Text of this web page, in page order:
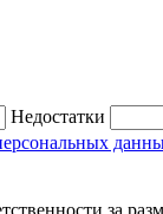
Недостатки
за